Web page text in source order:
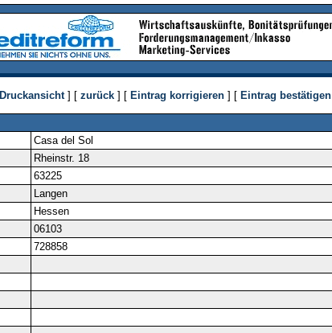
Druckansicht] [ zurück ] [ Eintrag korrigieren ] [ Eintrag bestätigen
Casa del Sol
Rheinstr. 18
63225
Langen
Hessen
06103
728858